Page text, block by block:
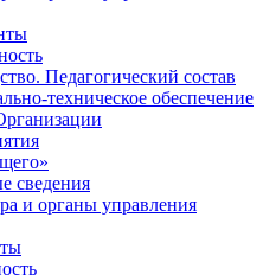
Педагогический состав
техническое обеспечение
сведения
и органы управления